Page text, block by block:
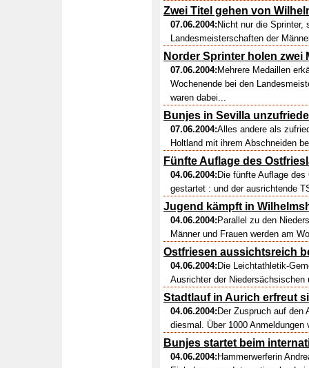
Zwei Titel gehen von
07.06.2004: Nicht nur die Sprinter,
Landesmeisterschaften der
Norder Sprinter holen zwei
07.06.2004: Mehrere Medaillen
Wochenende bei den
waren dabei...
Bunjes in Sevilla
07.06.2004:Alles andere als
Holtland mit ihrem Abschneiden
Fünfte Auflage des
04.06.2004: Die fünfte Auflage
gestartet : und der ausrichtende
Jugend kämpft in
04.06.2004: Parallel zu den
Männer und Frauen werden am
Ostfriesen aussichtsreich
04.06.2004: Die Leichtathletik-
Ausrichter der
Stadtlauf in Aurich erfreut
04.06.2004: Der Zuspruch auf den
diesmal. Über 1000
Bunjes startet beim
04.06.2004: Hammerwerferin